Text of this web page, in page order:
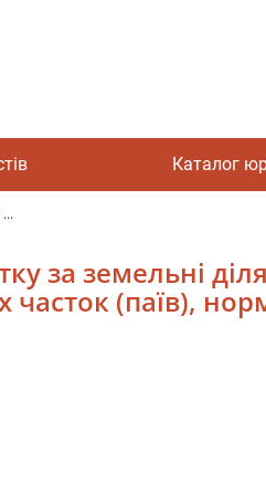
Каталог
за земельні
(паїв),